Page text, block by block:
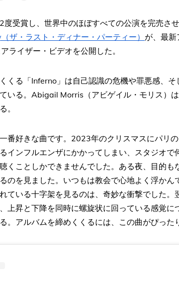
受賞し、世界中のほぼすべての公演を完売さ
ザ・ラスト・ディナー・パーティー） が、最
ライザー・ビデオを公開した。
くる「Inferno」は自己認識の危機や罪悪感、
いる。Abigail Morris（アビゲイル・モリス）
。
番好きな曲です。2023年のクリスマスにパリ
インフルエンザにかかってしまい、スタジオ
くことしかできませんでした。ある夜、目的
のを見ました。いつもは教会で心地よく浮か
ている十字架を見るのは、奇妙な衝撃でした
上昇と下降を同時に螺旋状に回っている感覚に
。アルバムを締めくくるには、この曲がぴった